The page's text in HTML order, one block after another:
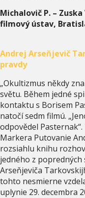
Michalovič P. –
filmový ústav,
Andrej Arseňjevič
pravdy
„Okultizmus někdy
světu. Během jedné
kontaktu s Borisem
natočí sedm filmú.
odpovědel
Markera Putovanie
rozsiahlu knihu
jedného z popredných
Arseňjeviča
tohto nesmierne
uplynie 29. decembra